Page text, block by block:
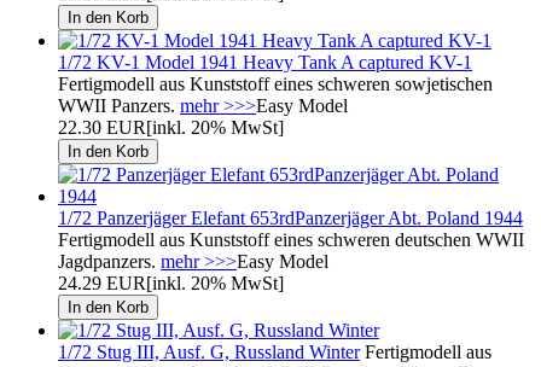
1/72 KV-1 Model 1941 Heavy Tank A captured KV-1
Fertigmodell aus Kunststoff eines schweren sowjetischen
WWII Panzers. mehr >>>Easy Model
22.30 EUR[inkl. 20% MwSt]
1/72 Panzerjäger Elefant 653rdPanzerjäger Abt. Poland 1944
Fertigmodell aus Kunststoff eines schweren deutschen WWII
Jagdpanzers. mehr >>>Easy Model
24.29 EUR[inkl. 20% MwSt]
1/72 Stug III, Ausf. G, Russland WinterFertigmodell aus